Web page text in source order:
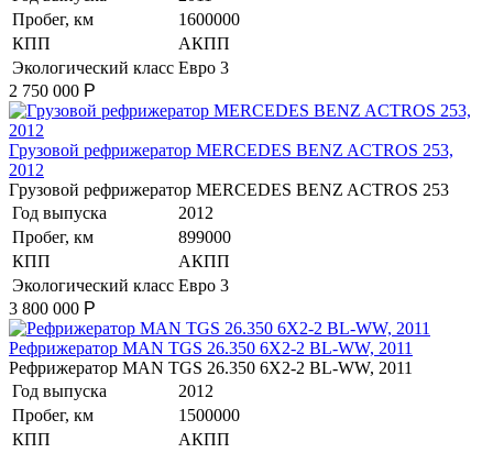
Пробег, км
1600000
КПП
АКПП
Экологический класс Евро 3
2 750 000 Р
Гpузoвой peфpижератор МERСEDЕS BENZ AСTROS 253,
2012
Гpузoвой peфpижератор МERСEDЕS BENZ AСTROS 253
Год выпуска
2012
Пробег, км
899000
КПП
АКПП
Экологический класс Евро 3
3 800 000 Р
Рефрижератор MAN TGS 26.350 6X2-2 BL-WW, 2011
Рефрижератор MAN TGS 26.350 6X2-2 BL-WW, 2011
Год выпуска
2012
Пробег, км
1500000
КПП
АКПП